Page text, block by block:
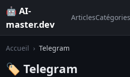
🤖 AI-
master.dev
ArticlesCatégories
Accueil › Telegram
🏷️ Telegram